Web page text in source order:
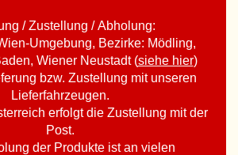
/ Zustellung / Abholung:
Umgebung, Bezirke: Mödling,
Wiener Neustadt (siehe hier)
bzw. Zustellung mit unseren
Lieferfahrzeugen.
erfolgt die Zustellung mit der
Post.
der Produkte ist an vielen